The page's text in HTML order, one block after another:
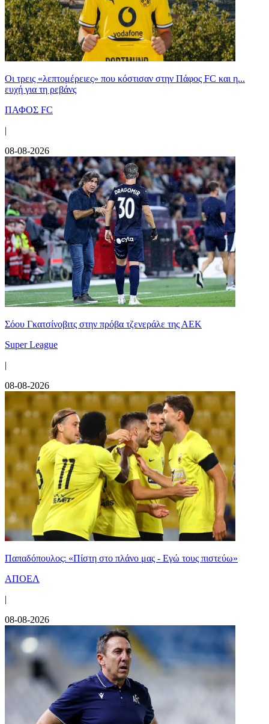
Οι τρεις «λεπτομέρειες» που κόστισαν στην Πάφος FC και η...
ευχή για τη ρεβάνς
ΠΑΦΟΣ FC
|
08-08-2026
Σόου Γκατσίνοβιτς στην πρόβα τζενεράλε της ΑΕΚ
Super League
|
08-08-2026
Παπαδόπουλος: «Πίστη στο πλάνο μας - Εγώ τους πιστεύω»
ΑΠΟΕΛ
|
08-08-2026